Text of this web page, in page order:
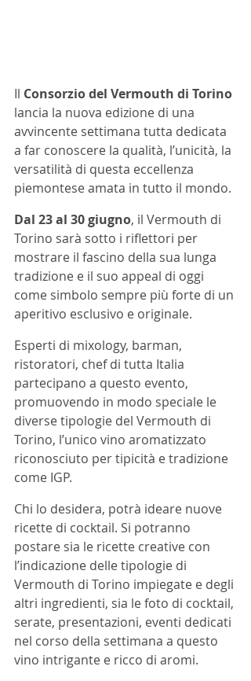
Il Consorzio del Vermouth di Torino
lancia la nuova edizione di una
avvincente settimana tutta dedicata
a far conoscere la qualità, l’unicità, la
versatilità di questa eccellenza
piemontese amata in tutto il mondo.
Dal 23 al 30 giugno, il Vermouth di
Torino sarà sotto i riflettori per
mostrare il fascino della sua lunga
tradizione e il suo appeal di oggi
come simbolo sempre più forte di un
aperitivo esclusivo e originale.
Esperti di mixology, barman,
ristoratori, chef di tutta Italia
partecipano a questo evento,
promuovendo in modo speciale le
diverse tipologie del Vermouth di
Torino, l’unico vino aromatizzato
riconosciuto per tipicità e tradizione
come IGP.
Chi lo desidera, potrà ideare nuove
ricette di cocktail. Si potranno
postare sia le ricette creative con
l’indicazione delle tipologie di
Vermouth di Torino impiegate e degli
altri ingredienti, sia le foto di cocktail,
serate, presentazioni, eventi dedicati
nel corso della settimana a questo
vino intrigante e ricco di aromi.